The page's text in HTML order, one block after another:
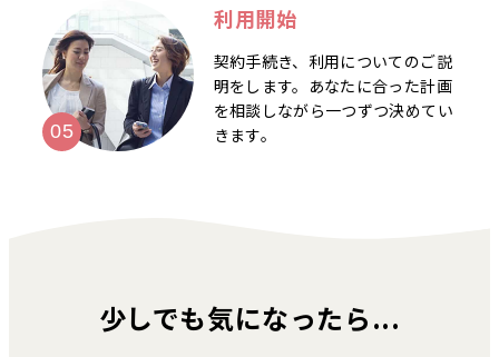
利用開始
契約手続き、利用についてのご説
明をします。あなたに合った計画
を相談しながら一つずつ決めてい
きます。
少しでも気になったら...